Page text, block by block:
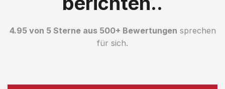
4.95 von 5 Sterne aus 500+ Bewertungen sprechen
für sich.